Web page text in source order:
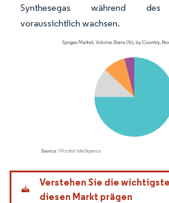
Synthesegas während des
voraussichtlich wachsen.
Bild © Mordor Intelligence. Wiederverwendung
Verstehen Sie die
diesen Markt prägen